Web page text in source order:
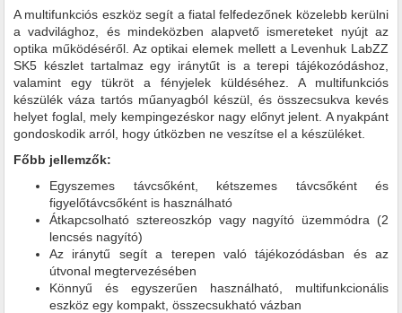
A multifunkciós eszköz segít a fiatal felfedezőnek közelebb kerülni
a vadvilághoz, és mindeközben alapvető ismereteket nyújt az
optika működéséről. Az optikai elemek mellett a Levenhuk LabZZ
SK5 készlet tartalmaz egy iránytűt is a terepi tájékozódáshoz,
valamint egy tükröt a fényjelek küldéséhez. A multifunkciós
készülék váza tartós műanyagból készül, és összecsukva kevés
helyet foglal, mely kempingezéskor nagy előnyt jelent. A nyakpánt
gondoskodik arról, hogy útközben ne veszítse el a készüléket.
Főbb jellemzők:
Egyszemes távcsőként, kétszemes távcsőként és
figyelőtávcsőként is használható
Átkapcsolható sztereoszkóp vagy nagyító üzemmódra (2
lencsés nagyító)
Az iránytű segít a terepen való tájékozódásban és az
útvonal megtervezésében
Könnyű és egyszerűen használható, multifunkcionális
eszköz egy kompakt, összecsukható vázban